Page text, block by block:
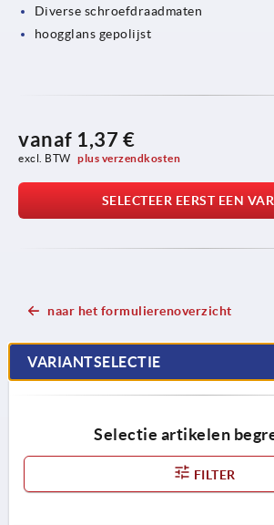
Diverse schroefdraadmaten
hoogglans gepolijst
vanaf 1,37 €
excl. BTW plus verzendkosten
SELECTEER EERST EEN
naar het formulierenoverzicht
VARIANTSELECTIE
Selectie artikelen
FILTER